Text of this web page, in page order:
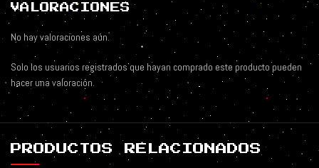
VALORACIONES
No hay valoraciones aún.
Solo los usuarios registrados que hayan comprado este producto pueden
hacer una valoración.
PRODUCTOS RELACIONADOS